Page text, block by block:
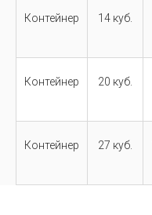
Контейнер 14 куб.
Контейнер 20 куб.
Контейнер 27 куб.